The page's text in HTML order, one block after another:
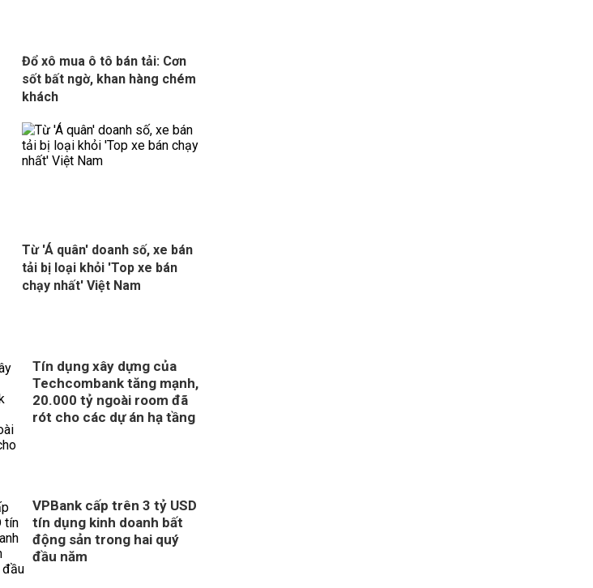
Đổ xô mua ô tô bán tải: Cơn
sốt bất ngờ, khan hàng chém
khách
Từ 'Á quân' doanh số, xe bán
tải bị loại khỏi 'Top xe bán
chạy nhất' Việt Nam
Tín dụng xây dựng của
Techcombank tăng mạnh,
20.000 tỷ ngoài room đã
rót cho các dự án hạ tầng
VPBank cấp trên 3 tỷ USD
tín dụng kinh doanh bất
động sản trong hai quý
đầu năm